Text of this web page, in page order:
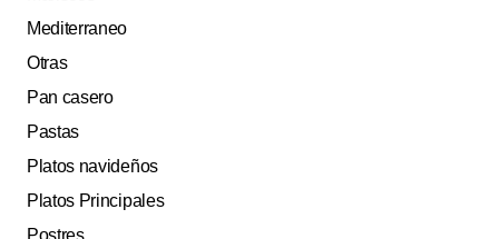
Mediterraneo
Otras
Pan casero
Pastas
Platos navideños
Platos Principales
Postres